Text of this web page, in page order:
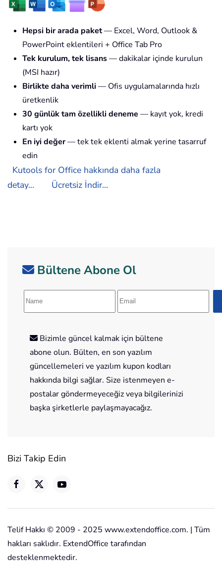
Hepsi bir arada paket— Excel, Word, Outlook &
PowerPoint eklentileri + Office Tab Pro
Tek kurulum, tek lisans— dakikalar içinde kurulun
(MSI hazır)
Birlikte daha verimli — Ofis uygulamalarında hızlı
üretkenlik
30 günlük tam özellikli deneme — kayıt yok, kredi
kartı yok
En iyi değer— tek tek eklenti almak yerine tasarruf
edin
Kutools for Office hakkında daha fazla
detay...
Ücretsiz İndir...
Bültene Abone Ol
Bizimle güncel kalmak için bültene
abone olun. Bülten, en son yazılım
güncellemeleri ve yazılım kupon kodları
hakkında bilgi sağlar. Size istenmeyen e-
postalar göndermeyeceğiz veya bilgilerinizi
başka şirketlerle paylaşmayacağız.
Bizi Takip Edin
Telif Hakkı © 2009 - 2025 www.extendoffice.com. | Tüm
hakları saklıdır. ExtendOffice tarafından
desteklenmektedir.